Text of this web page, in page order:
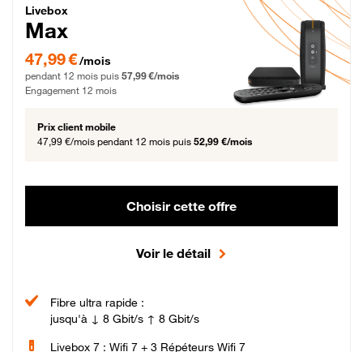
Livebox Max Fibre
Livebox
Max
47,99 € par mois pendant 12 mois puis 57,99 € par mois, Engagement 12 mois
47,99 €/mois
pendant 12 mois puis 57,99 €/mois
Engagement 12 mois
Prix client mobile
47,99 €/mois pendant 12 mois puis 52,99 €/mois
Choisir cette offre
Voir le détail
Fibre ultra rapide :
jusqu'à ↓ 8 Gbit/s ↑ 8 Gbit/s
Livebox 7 : Wifi 7 + 3 Répéteurs Wifi 7